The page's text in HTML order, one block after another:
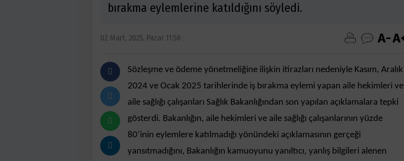
bırakma eylemlerine katıldığını söyledi.
02 Mart, 2025, Pazar 11:56
Sözleşme ve ödeme yönetmeliğine ilişkin itirazları nedeniyle Kasım, Aralık
2024 ve Ocak 2025 tarihlerinde iş bırakma eylemi yapan aile hekimleri ve
aile sağlığı çalışanları Sağlık Bakanlığından son yapılan açıklamalara tepki
gösterdi. Bakanlığın, aile hekimleri ve aile sağlığı çalışanlarının yüzde
80’inin eylemlere katılmadığı yönündeki açıklamasının gerçeği
yansıtmadığını, Bakanlığın kamuoyunu yanıltıcı, yanlış bilgileri alenen